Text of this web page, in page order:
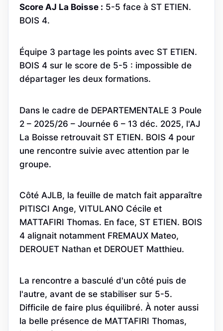
Score AJ La Boisse : 5-5 face à ST ETIEN.
BOIS 4.
Équipe 3 partage les points avec ST ETIEN.
BOIS 4 sur le score de 5-5 : impossible de
départager les deux formations.
Dans le cadre de DEPARTEMENTALE 3 Poule
2 – 2025/26 – Journée 6 – 13 déc. 2025, l'AJ
La Boisse retrouvait ST ETIEN. BOIS 4 pour
une rencontre suivie avec attention par le
groupe.
Côté AJLB, la feuille de match fait apparaître
PITISCI Ange, VITULANO Cécile et
MATTAFIRI Thomas. En face, ST ETIEN. BOIS
4 alignait notamment FREMAUX Mateo,
DEROUET Nathan et DEROUET Matthieu.
La rencontre a basculé d'un côté puis de
l'autre, avant de se stabiliser sur 5-5.
Difficile de faire plus équilibré. À noter aussi
la belle présence de MATTAFIRI Thomas,